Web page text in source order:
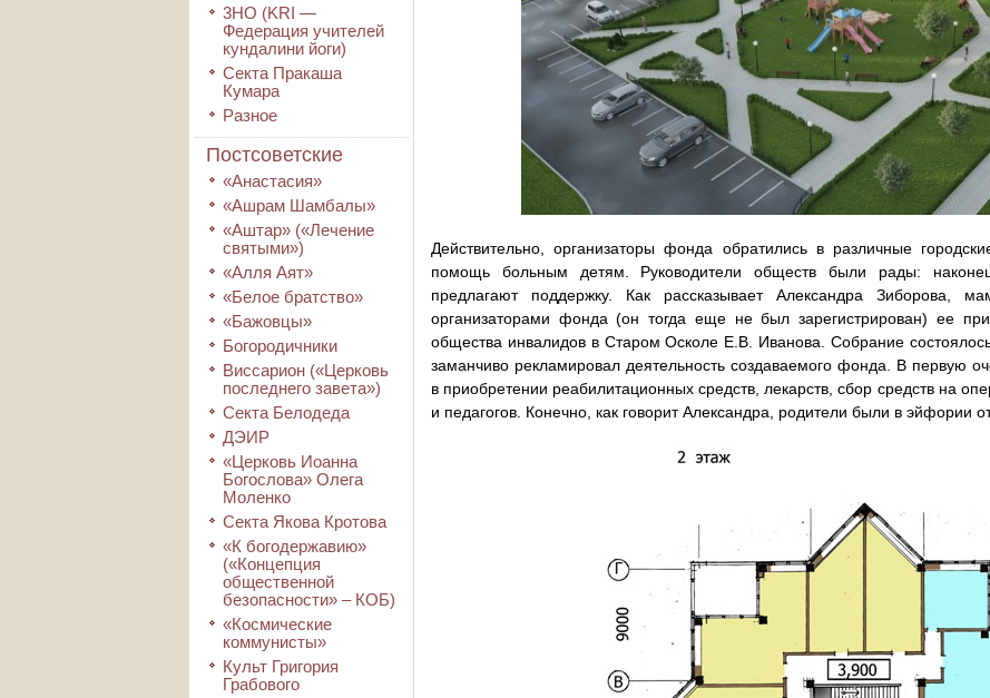
3HO (KRI ―
Федерация учителей
кундалини йоги)
Секта Пракаша
Кумара
Разное
Постсоветские
«Анастасия»
«Ашрам Шамбалы»
«Аштар» («Лечение
святыми»)
«Алля Аят»
«Белое братство»
«Бажовцы»
Богородичники
Виссарион («Церковь
последнего завета»)
Секта Белодеда
ДЭИР
«Церковь Иоанна
Богослова» Олега
Моленко
Секта Якова Кротова
«К богодержавию»
(«Концепция
общественной
безопасности» – КОБ)
«Космические
коммунисты»
Культ Григория
Грабового
Действительно, организаторы фонда обратились в различные
помощь больным детям. Руководители обществ были рады:
предлагают поддержку. Как рассказывает Александра Зиборова,
организаторами фонда (он тогда еще не был зарегистрирован) ее
общества инвалидов в Старом Осколе Е.В. Иванова. Собрание
заманчиво рекламировал деятельность создаваемого фонда. В первую
в приобретении реабилитационных средств, лекарств, сбор средств на
и педагогов. Конечно, как говорит Александра, родители были в эйфории